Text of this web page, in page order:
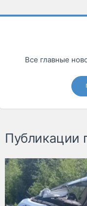
Все главные
Публикации